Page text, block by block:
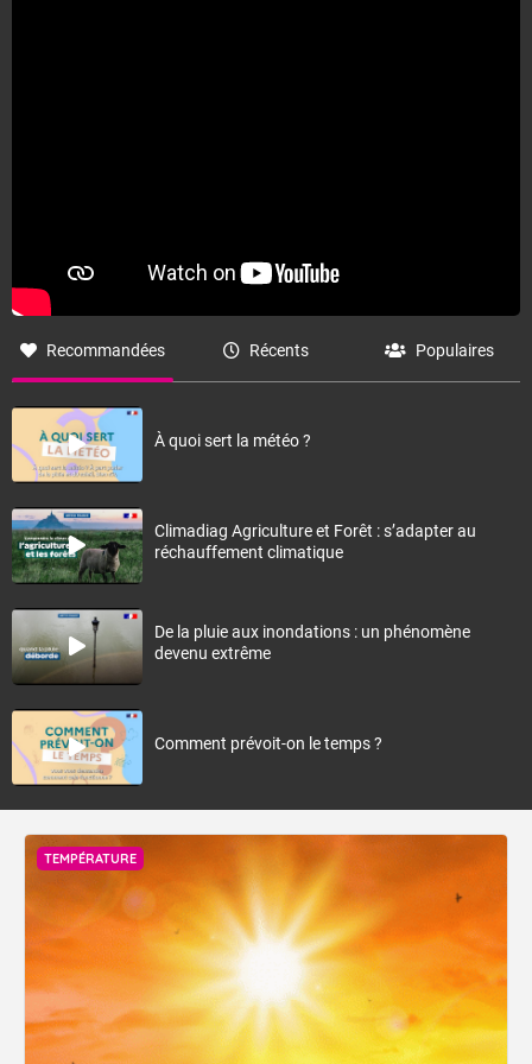
Recommandées Récents Populaires
À quoi sert la météo ?
Climadiag Agriculture et Forêt : s’adapter au
réchauffement climatique
De la pluie aux inondations : un phénomène
devenu extrême
Comment prévoit-on le temps ?
TEMPÉRATURE